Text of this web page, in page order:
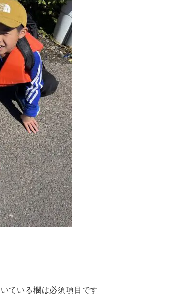
ている欄は必須項目です